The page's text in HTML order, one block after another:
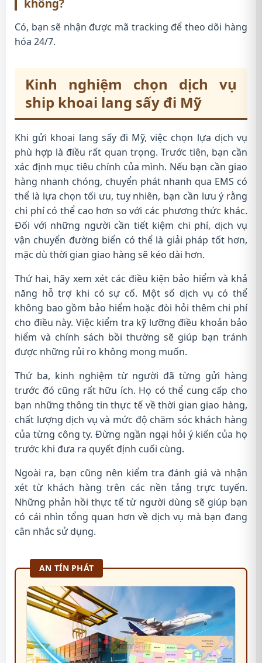
không?
Có, bạn sẽ nhận được mã tracking để theo dõi hàng
hóa 24/7.
Kinh nghiệm chọn dịch vụ
ship khoai lang sấy đi Mỹ
Khi gửi khoai lang sấy đi Mỹ, việc chọn lựa dịch vụ
phù hợp là điều rất quan trọng. Trước tiên, bạn cần
xác định mục tiêu chính của mình. Nếu bạn cần giao
hàng nhanh chóng, chuyển phát nhanh qua EMS có
thể là lựa chọn tối ưu, tuy nhiên, bạn cần lưu ý rằng
chi phí có thể cao hơn so với các phương thức khác.
Đối với những người cần tiết kiệm chi phí, dịch vụ
vận chuyển đường biển có thể là giải pháp tốt hơn,
mặc dù thời gian giao hàng sẽ kéo dài hơn.
Thứ hai, hãy xem xét các điều kiện bảo hiểm và khả
năng hỗ trợ khi có sự cố. Một số dịch vụ có thể
không bao gồm bảo hiểm hoặc đòi hỏi thêm chi phí
cho điều này. Việc kiểm tra kỹ lưỡng điều khoản bảo
hiểm và chính sách bồi thường sẽ giúp bạn tránh
được những rủi ro không mong muốn.
Thứ ba, kinh nghiệm từ người đã từng gửi hàng
trước đó cũng rất hữu ích. Họ có thể cung cấp cho
bạn những thông tin thực tế về thời gian giao hàng,
chất lượng dịch vụ và mức độ chăm sóc khách hàng
của từng công ty. Đừng ngần ngại hỏi ý kiến của họ
trước khi đưa ra quyết định cuối cùng.
Ngoài ra, bạn cũng nên kiểm tra đánh giá và nhận
xét từ khách hàng trên các nền tảng trực tuyến.
Những phản hồi thực tế từ người dùng sẽ giúp bạn
có cái nhìn tổng quan hơn về dịch vụ mà bạn đang
cân nhắc sử dụng.
AN TÍN PHÁT